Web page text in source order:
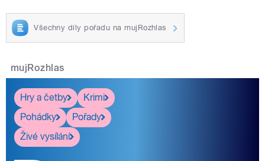
Všechny díly pořadu na mujRozhlas
mujRozhlas
Hry a četby
Krimi
Pohádky
Pořady
Živé vysílání